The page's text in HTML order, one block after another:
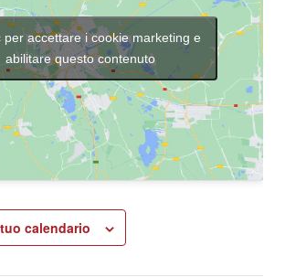
per accettare i cookie marketing e
abilitare questo contenuto
calendario